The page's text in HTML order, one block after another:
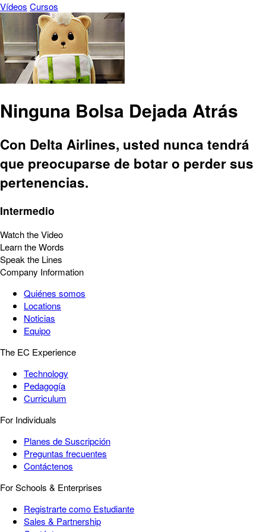
Vídeos Cursos
Ninguna Bolsa Dejada Atrás
Con Delta Airlines, usted nunca tendrá
que preocuparse de botar o perder sus
pertenencias.
Intermedio
Watch the Video
Learn the Words
Speak the Lines
Company Information
Quiénes somos
Locations
Noticias
Equipo
The EC Experience
Technology
Pedagogía
Curriculum
For Individuals
Planes de Suscripción
Preguntas frecuentes
Contáctenos
For Schools & Enterprises
Registrarte como Estudiante
Sales & Partnership